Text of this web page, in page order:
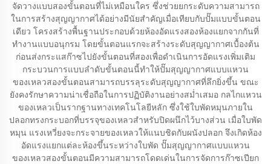
จัดวางแบบสองขั้นตอนที่ไม่เหมือนใคร ซึ่งช่วยยกระดับความสามารถ
ในการสร้างสุญญากาศได้อย่างมีนัยสำคัญเมื่อเทียบกับปั๊มแบบขั้นตอน
เดียว โครงสร้างพื้นฐานประกอบด้วยห้องอัดแรงสองห้องแยกจากกันที่
ทำงานแบบอนุกรม โดยขั้นตอนแรกจะสร้างระดับสุญญากาศเบื้องต้น
ก่อนส่งกระแสก๊าซไปยังขั้นตอนที่สองเพื่อดำเนินการอัดแรงเพิ่มเติม
กระบวนการแบบลำดับขั้นตอนนี้ทำให้ปั๊มสุญญากาศแบบแหวน
ของเหลวสองขั้นตอนสามารถบรรลุระดับสุญญากาศที่ลึกยิ่งขึ้น ขณะ
ยังคงรักษาความน่าเชื่อถือในการปฏิบัติงานอย่างสม่ำเสมอ กลไกแหวน
ของเหลวเป็นรากฐานทางเทคโนโลยีหลัก ซึ่งใช้ใบพัดหมุนภายใน
ปลอกทรงกระบอกที่บรรจุของเหลวสำหรับปิดผนึกไว้บางส่วน เมื่อใบพัด
หมุน แรงเหวี่ยงจะกระจายของเหลวให้แนบชิดกับผนังปลอก จึงเกิดห้อง
อัดแรงแยกแต่ละห้องขึ้นระหว่างใบพัด ปั๊มสุญญากาศแบบแหวน
ของเหลวสองขั้นตอนมีความสามารถโดดเด่นในการจัดการก๊าซเปียก